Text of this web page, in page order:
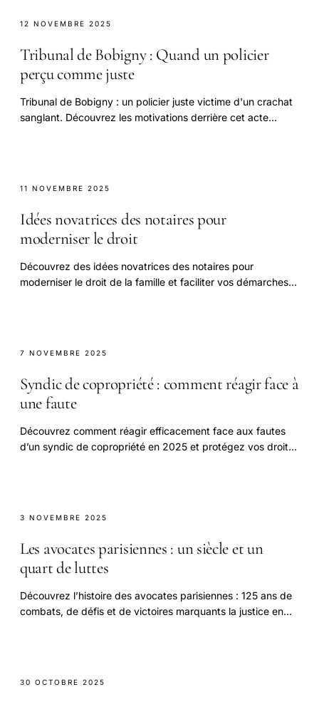
12 NOVEMBRE 2025
Tribunal de Bobigny : Quand un policier
perçu comme juste
Tribunal de Bobigny : un policier juste victime d'un crachat
sanglant. Découvrez les motivations derrière cet acte
11 NOVEMBRE 2025
Idées novatrices des notaires pour
moderniser le droit
Découvrez des idées novatrices des notaires pour
moderniser le droit de la famille et faciliter vos démarches
7 NOVEMBRE 2025
Syndic de copropriété : comment réagir face à
une faute
Découvrez comment réagir efficacement face aux fautes
d’un syndic de copropriété en 2025 et protégez vos droits
3 NOVEMBRE 2025
Les avocates parisiennes : un siècle et un
quart de luttes
Découvrez l’histoire des avocates parisiennes : 125 ans de
combats, de défis et de victoires marquants la justice en
30 OCTOBRE 2025